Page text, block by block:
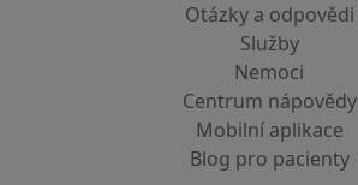
Otázky a odpovědi
Služby
Nemoci
Centrum nápovědy
Mobilní aplikace
Blog pro pacienty